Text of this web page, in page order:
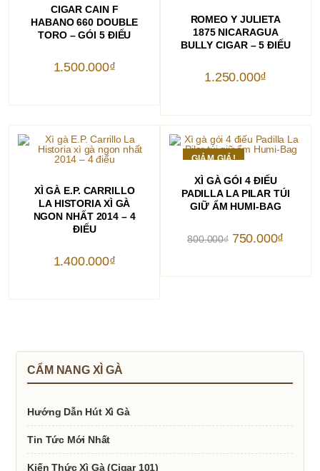
CIGAR CAIN F
HABANO 660 DOUBLE
TORO – GÓI 5 ĐIẾU
1.500.000₫
ROMEO Y JULIETA
1875 NICARAGUA
BULLY CIGAR – 5 ĐIẾU
1.250.000₫
THÊM VÀO GIỎ HÀNG
XÌ GÀ E.P. CARRILLO
LA HISTORIA XÌ GÀ
NGON NHẤT 2014 – 4
ĐIẾU
1.400.000₫
GIẢM GIÁ!
THÊM VÀO GIỎ HÀNG
XÌ GÀ GÓI 4 ĐIẾU
PADILLA LA PILAR TÚI
GIỮ ẨM HUMI-BAG
800.000₫ Giá
gốc
750.000₫
CẨM NANG XÌ GÀ
Hướng Dẫn Hút Xì Gà
Tin Tức Mới Nhất
Kiến Thức Xì Gà (Cigar 101)